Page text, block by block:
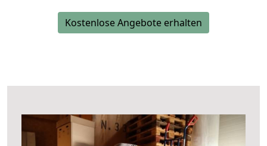
Kostenlose Angebote erhalten